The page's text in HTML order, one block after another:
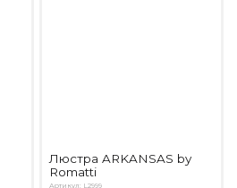
Люстра ARKANSAS by
Romatti
Артикул: L2999